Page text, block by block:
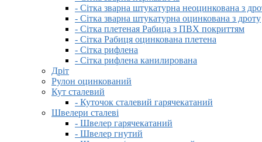
- Сітка зварна штукатурна неоцинкована з
- Сітка зварна штукатурна оцинкована з дроту
- Сітка плетеная Рабица з ПВХ покриттям
- Сітка Рабиця оцинкована плетена
- Сітка рифлена
- Сітка рифлена канилирована
Дріт
Рулон оцинкований
Кут сталевий
- Куточок сталевий гарячекатаний
Швелери сталеві
- Швелер гарячекатаний
- Швелер гнутий